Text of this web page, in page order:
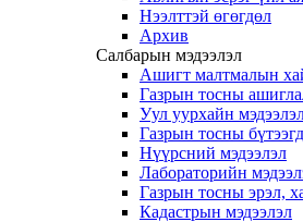
Нээлттэй өгөгдөл
Архив
Салбарын мэдээлэл
Ашигт малтмалын
Газрын тосны
Уул уурхайн
Газрын тосны
Нүүрсний мэдээлэл
Лабораторийн
Газрын тосны эрэл,
Кадастрын мэдээлэл